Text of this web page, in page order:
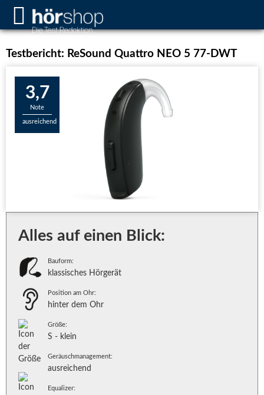
Testbericht: ReSound Quattro NEO 5 77-DWT
3,7
Note
ausreichend
Alles auf einen Blick:
Bauform:
klassisches Hörgerät
Position am Ohr:
hinter dem Ohr
Größe:
S - klein
Geräuschmanagement:
ausreichend
Equalizer: